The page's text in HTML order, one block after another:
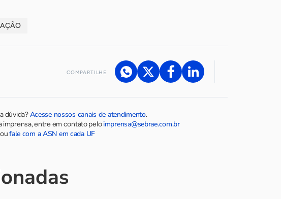
COMPARTILHE
dúvida?Acesse nossos canais de atendimento.
imprensa, entre em contato peloimprensa@sebrae.com.br
oufale com a ASN em cada UF